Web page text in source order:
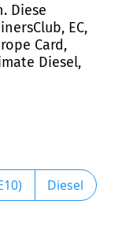
Diese
EC,
Card,
Diesel,
Diesel